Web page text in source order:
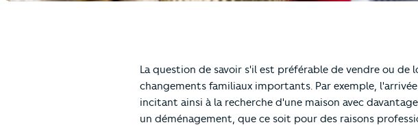
La question de savoir s'il est préférable de vendre ou
changements familiaux importants. Par exemple,
incitant ainsi à la recherche d'une maison avec
un déménagement, que ce soit pour des raisons